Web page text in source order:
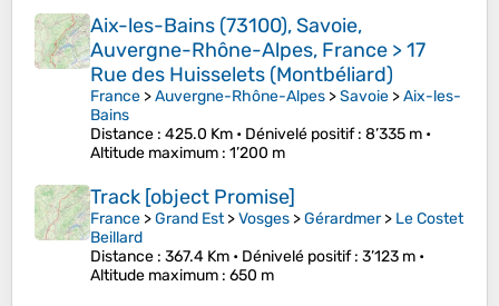
Aix-les-Bains (73100), Savoie,
Auvergne-Rhône-Alpes, France > 17
Rue des Huisselets (Montbéliard)
France >Auvergne-Rhône-Alpes >Savoie >Aix-les-
Bains
Distance : 425.0 Km • Dénivelé positif: 8’335 m •
Altitude maximum : 1’200 m
Track [object Promise]
France >Grand Est>Vosges >Gérardmer> Le Costet
Beillard
Distance : 367.4 Km • Dénivelé positif: 3’123 m •
Altitude maximum : 650 m